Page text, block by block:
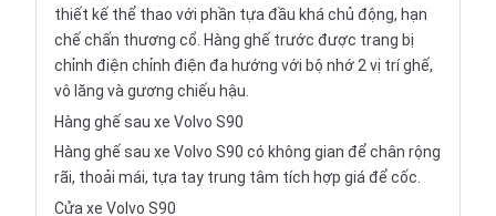
thiết kế thể thao với phần tựa đầu khá chủ động, hạn
chế chấn thương cổ. Hàng ghế trước được trang bị
chỉnh điện chỉnh điện đa hướng với bộ nhớ 2 vị trí ghế,
vô lăng và gương chiếu hậu.
Hàng ghế sau xe Volvo S90
Hàng ghế sau xe Volvo S90 có không gian để chân rộng
rãi, thoải mái, tựa tay trung tâm tích hợp giá để cốc.
Cửa xe Volvo S90